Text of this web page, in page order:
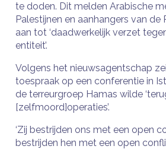
te doden. Dit melden Arabische
Palestijnen en aanhangers van de
aan tot ‘daadwerkelijk verzet
entiteit’.
Volgens het nieuwsagentschap
toespraak op een conferentie in
de terreurgroep Hamas wilde
[zelfmoord]operaties’.
‘Zij bestrijden ons met een open
bestrijden hen met een open